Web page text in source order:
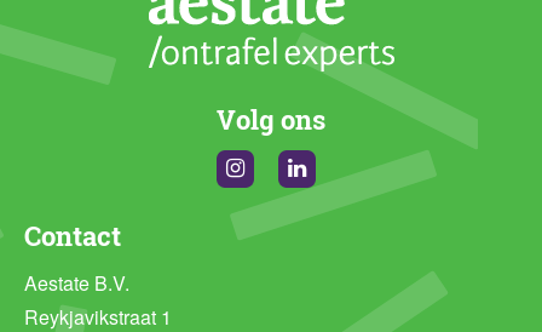
Volg ons
InstagramLinkedin
Contact
Aestate B.V.
Reykjavikstraat 1